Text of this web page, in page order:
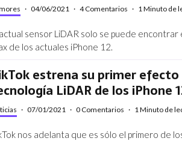
· 04/06/2021 · 4 Comentarios · 1 Minuto de
sensor LiDAR solo se puede encontrar
de los actuales iPhone 12.
estrena su primer efecto
LiDAR de los iPhone
· 07/01/2021 · 0 Comentarios · 1 Minuto de
nos adelanta que es sólo el primero de